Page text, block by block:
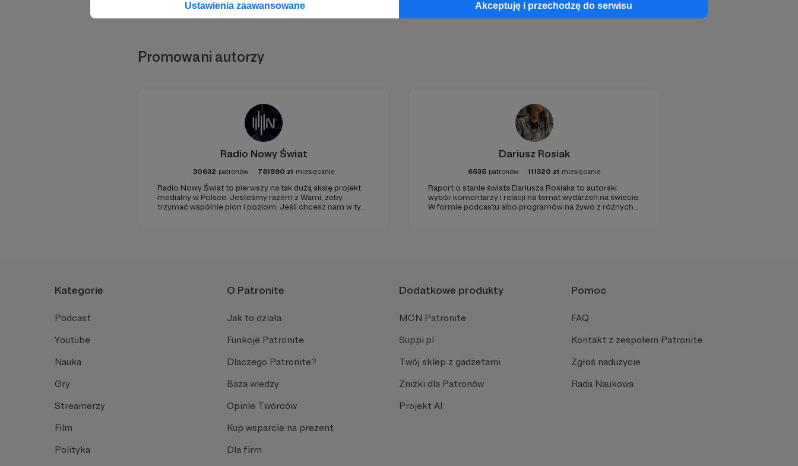
Ustawienia zaawansowane Akceptuję i przechodzę do serwisu
Promowani autorzy
Radio Nowy Świat
30632 patronów 781990 zł miesięcznie
Radio Nowy Świat to pierwszy na tak dużą skalę projekt
medialny w Polsce. Jesteśmy razem z Wami, żeby
trzymać wspólnie pion i poziom. Jeśli chcesz nam w tym
Dariusz Rosiak
6535 patronów 111320 zł miesięcznie
Raport o stanie świata Dariusza Rosiaka to autorski
wybór komentarzy i relacji na temat wydarzeń na świecie.
W formie podcastu albo programów na żywo z różnych
Kategorie
Podcast
Youtube
Nauka
Gry
Streamerzy
Film
Polityka
O Patronite
Jak to działa
Funkcje Patronite
Dlaczego Patronite?
Baza wiedzy
Opinie Twórców
Kup wsparcie na prezent
Dla firm
Dodatkowe produkty
MCN Patronite
Suppi.pl
Twój sklep z gadżetami
Zniżki dla Patronów
Projekt AI
Pomoc
FAQ
Kontakt z zespołem Patronite
Zgłoś nadużycie
Rada Naukowa